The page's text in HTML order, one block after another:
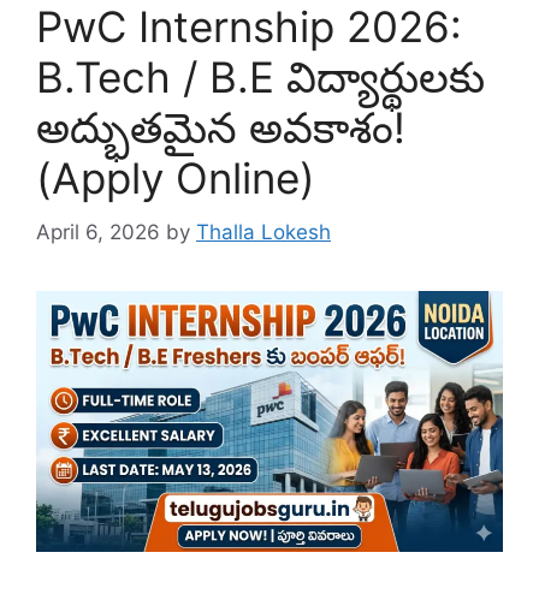
PwC Internship 2026:
B.Tech / B.E విద్యార్థులకు
అద్భుతమైన అవకాశం!
(Apply Online)
April 6, 2026 by Thalla Lokesh